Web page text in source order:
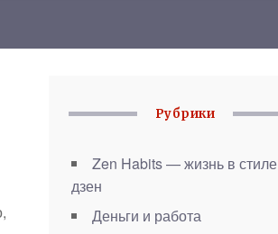
Рубрики
Zen Habits — жизнь в стиле
дзен
Деньги и работа